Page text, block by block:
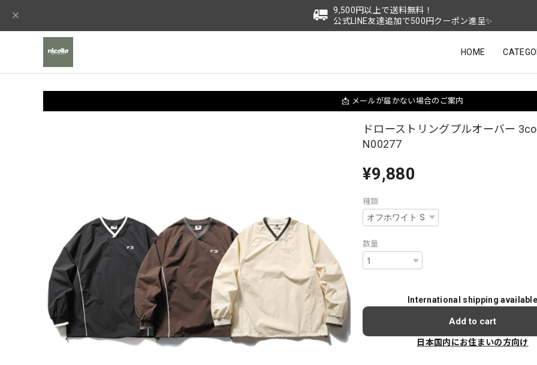
9,500円以上で送料無料！
公式LINE友達追加で500円クーポン進呈✨
HOME
📩 メールが届かない場合のご案内
ドローストリングプルオーバー
N00277
¥9,880
種類
数量
International shipping
Add to cart
日本国内にお住まいの方向け